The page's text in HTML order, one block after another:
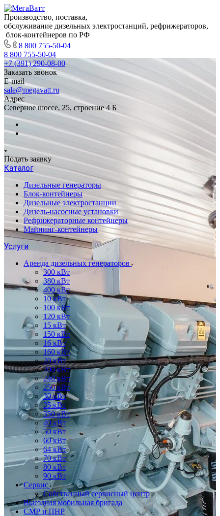
Производство, поставка,
обслуживание дизельных электростанций, рефрижераторов,
блок-контейнеров по РФ
8 800 755-50-04
8 800 755-50-04
+7 (391) 290-08-00
Заказать звонок
E-mail
sale@megavatt.ru
Адрес
Северное шоссе, 25, строение 4 Б
Подать заявку
Каталог
Дизельные генераторы
Блок-контейнеры
Дизельные электростанции
Дизель-насосные установки
Рефрижераторные контейнеры
Майнинг-контейнеры
Услуги
Аренда дизельных генераторов
300 кВт
380 кВт
400 кВт
10 кВт
100 кВт
120 кВт
15 кВт
150 кВт
16 кВт
160 кВт
20 кВт
200 кВт
240 кВт
250 кВт
30 кВт
35 кВт
350 кВт
40 кВт
50 кВт
60 кВт
64 кВт
70 кВт
80 кВт
90 кВт
Сервис
Собственный сервисный центр
Выездная мобильная бригада
СМР и ПНР